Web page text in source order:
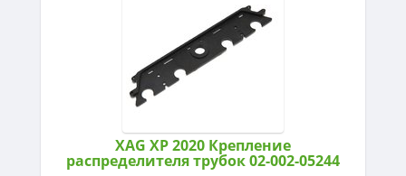
XAG XP 2020 Крепление
распределителя трубок 02-002-05244